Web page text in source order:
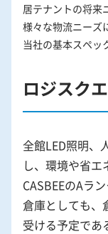
居テナントの将来
様々な物流ニーズ
当社の基本スペッ
ロジスク
全館LED照明、
し、環境や省エ
CASBEEのAラ
倉庫としても、
受ける予定であ